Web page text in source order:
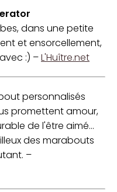
dans une petite
et ensorcellement,
:) –L'Huître.net
personnalisés
promettent amour,
de l'être aimé...
des marabouts
–